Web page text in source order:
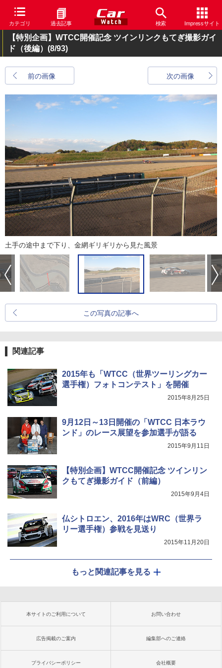
カテゴリ 過去記事 検索 Impressサイト
【特別企画】WTCC開催記念 ツインリンクもてぎ撮影ガイ
ド（後編） (8/93)
前の画像 次の画像
土手の途中まで下り、金網ギリギリから見た風景
この写真の記事へ
関連記事
2015年も「WTCC（世界ツーリングカー
選手権）フォトコンテスト」を開催
2015年8月25日
9月12日～13日開催の「WTCC 日本ラウ
ンド」のレース展望を参加選手が語る
2015年9月11日
【特別企画】WTCC開催記念 ツインリン
クもてぎ撮影ガイド（前編）
2015年9月4日
仏シトロエン、2016年はWRC（世界ラ
リー選手権）参戦を見送り
2015年11月20日
もっと関連記事を見る
本サイトのご利用について お問い合わせ
広告掲載のご案内 編集部へのご連絡
プライバシーポリシー 会社概要